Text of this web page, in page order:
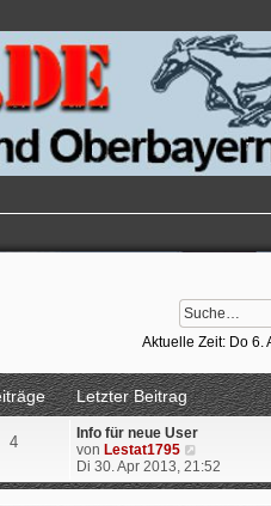
Aktuelle Zeit: Do 6.
Letzter Beitrag
4
Info für neue User
von Lestat1795
e
u
Di 30. Apr 2013, 21:52